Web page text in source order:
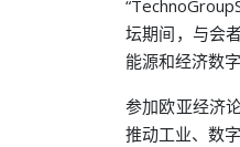
坛期间，与会
能源和经济数
参加欧亚经济
推动工业、数